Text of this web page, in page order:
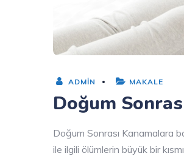
ADMIN MAKALE
Doğum
Doğum Sonrası Kanamalara
ile ilgili ölümlerin büyük bir